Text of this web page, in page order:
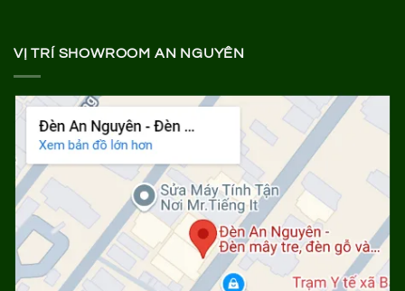
VỊ TRÍ SHOWROOM AN NGUYÊN